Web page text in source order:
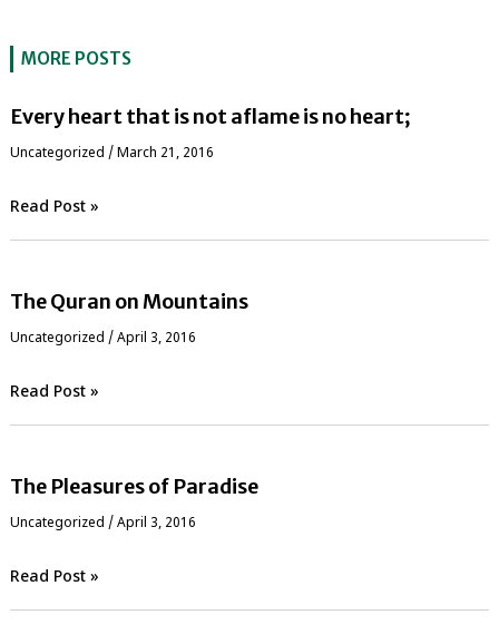
MORE POSTS
Every heart that is not aflame is no heart;
Uncategorized / March 21, 2016
Read Post »
The Quran on Mountains
Uncategorized / April 3, 2016
Read Post »
The Pleasures of Paradise
Uncategorized / April 3, 2016
Read Post »